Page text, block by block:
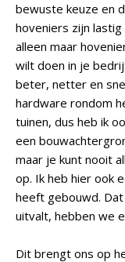
bewuste keuze en
hoveniers zijn
alleen maar
wilt doen in je
beter, netter en
hardware rondom
tuinen, dus heb ik
een
maar je kunt nooit
op. Ik heb hier ook
heeft gebouwd.
uitvalt, hebben we
Dit brengt ons op